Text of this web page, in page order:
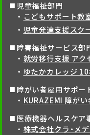
児童福祉部門
こどもサポート教
児童発達支援スク
障害福祉サービス部
就労移行支援 ア
ゆたかカレッジ
障がい者雇用サポー
KURAZEMI 障が
医療機器ヘルスケア
株式会社クラ・メデ